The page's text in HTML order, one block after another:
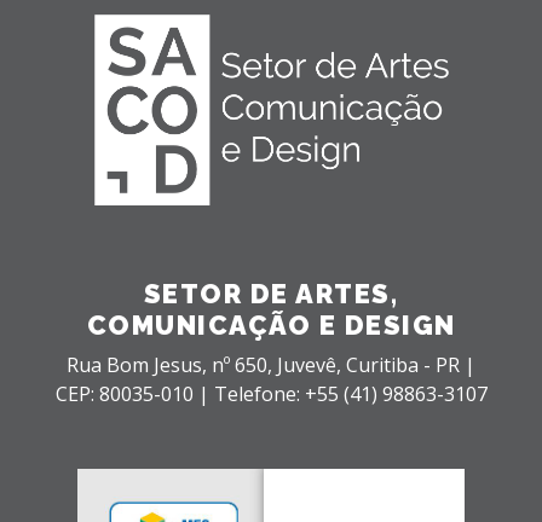
SETOR DE ARTES,
COMUNICAÇÃO E DESIGN
Rua Bom Jesus, nº 650, Juvevê, Curitiba - PR |
CEP: 80035-010 | Telefone: +55 (41) 98863-3107